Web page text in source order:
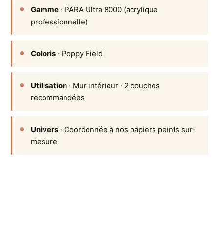
Gamme · PARA Ultra 8000 (acrylique
professionnelle)
Coloris · Poppy Field
Utilisation · Mur intérieur · 2 couches
recommandées
Univers · Coordonnée à nos papiers peints sur-
mesure